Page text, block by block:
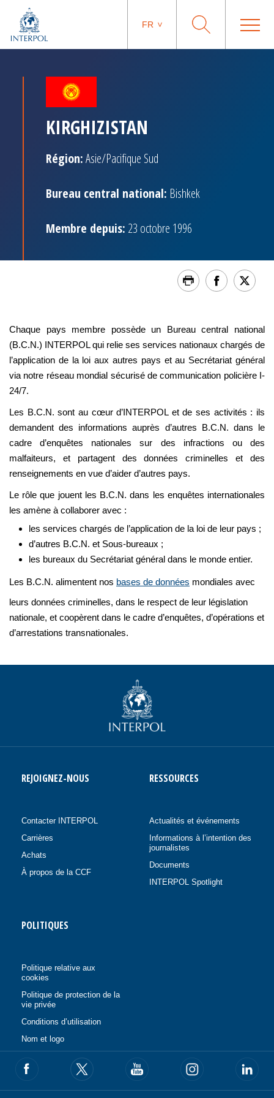
FR
KIRGHIZISTAN
Région:Asie/Pacifique Sud
Bureau central national: Bishkek
Membre depuis: 23 octobre 1996
Chaque pays membre possède un Bureau central national
(B.C.N.) INTERPOL qui relie ses services nationaux chargés de
l’application de la loi aux autres pays et au Secrétariat général
via notre réseau mondial sécurisé de communication policière I-
24/7.
Les B.C.N. sont au cœur d’INTERPOL et de ses activités : ils
demandent des informations auprès d’autres B.C.N. dans le
cadre d’enquêtes nationales sur des infractions ou des
malfaiteurs, et partagent des données criminelles et des
renseignements en vue d’aider d’autres pays.
Le rôle que jouent les B.C.N. dans les enquêtes internationales
les amène à collaborer avec :
les services chargés de l’application de la loi de leur pays ;
d’autres B.C.N. et Sous-bureaux ;
les bureaux du Secrétariat général dans le monde entier.
Les B.C.N. alimentent nos bases de données mondiales avec
leurs données criminelles, dans le respect de leur législation
nationale, et coopèrent dans le cadre d’enquêtes, d’opérations et
d’arrestations transnationales.
REJOIGNEZ-NOUS
Contacter INTERPOL
Carrières
Achats
À propos de la CCF
RESSOURCES
Actualités et événements
Informations à l’intention des
journalistes
Documents
INTERPOL Spotlight
POLITIQUES
Politique relative aux
cookies
Politique de protection de la
vie privée
Conditions d’utilisation
Nom et logo